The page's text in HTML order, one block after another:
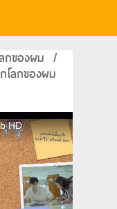
กของผม /
โลกของผม